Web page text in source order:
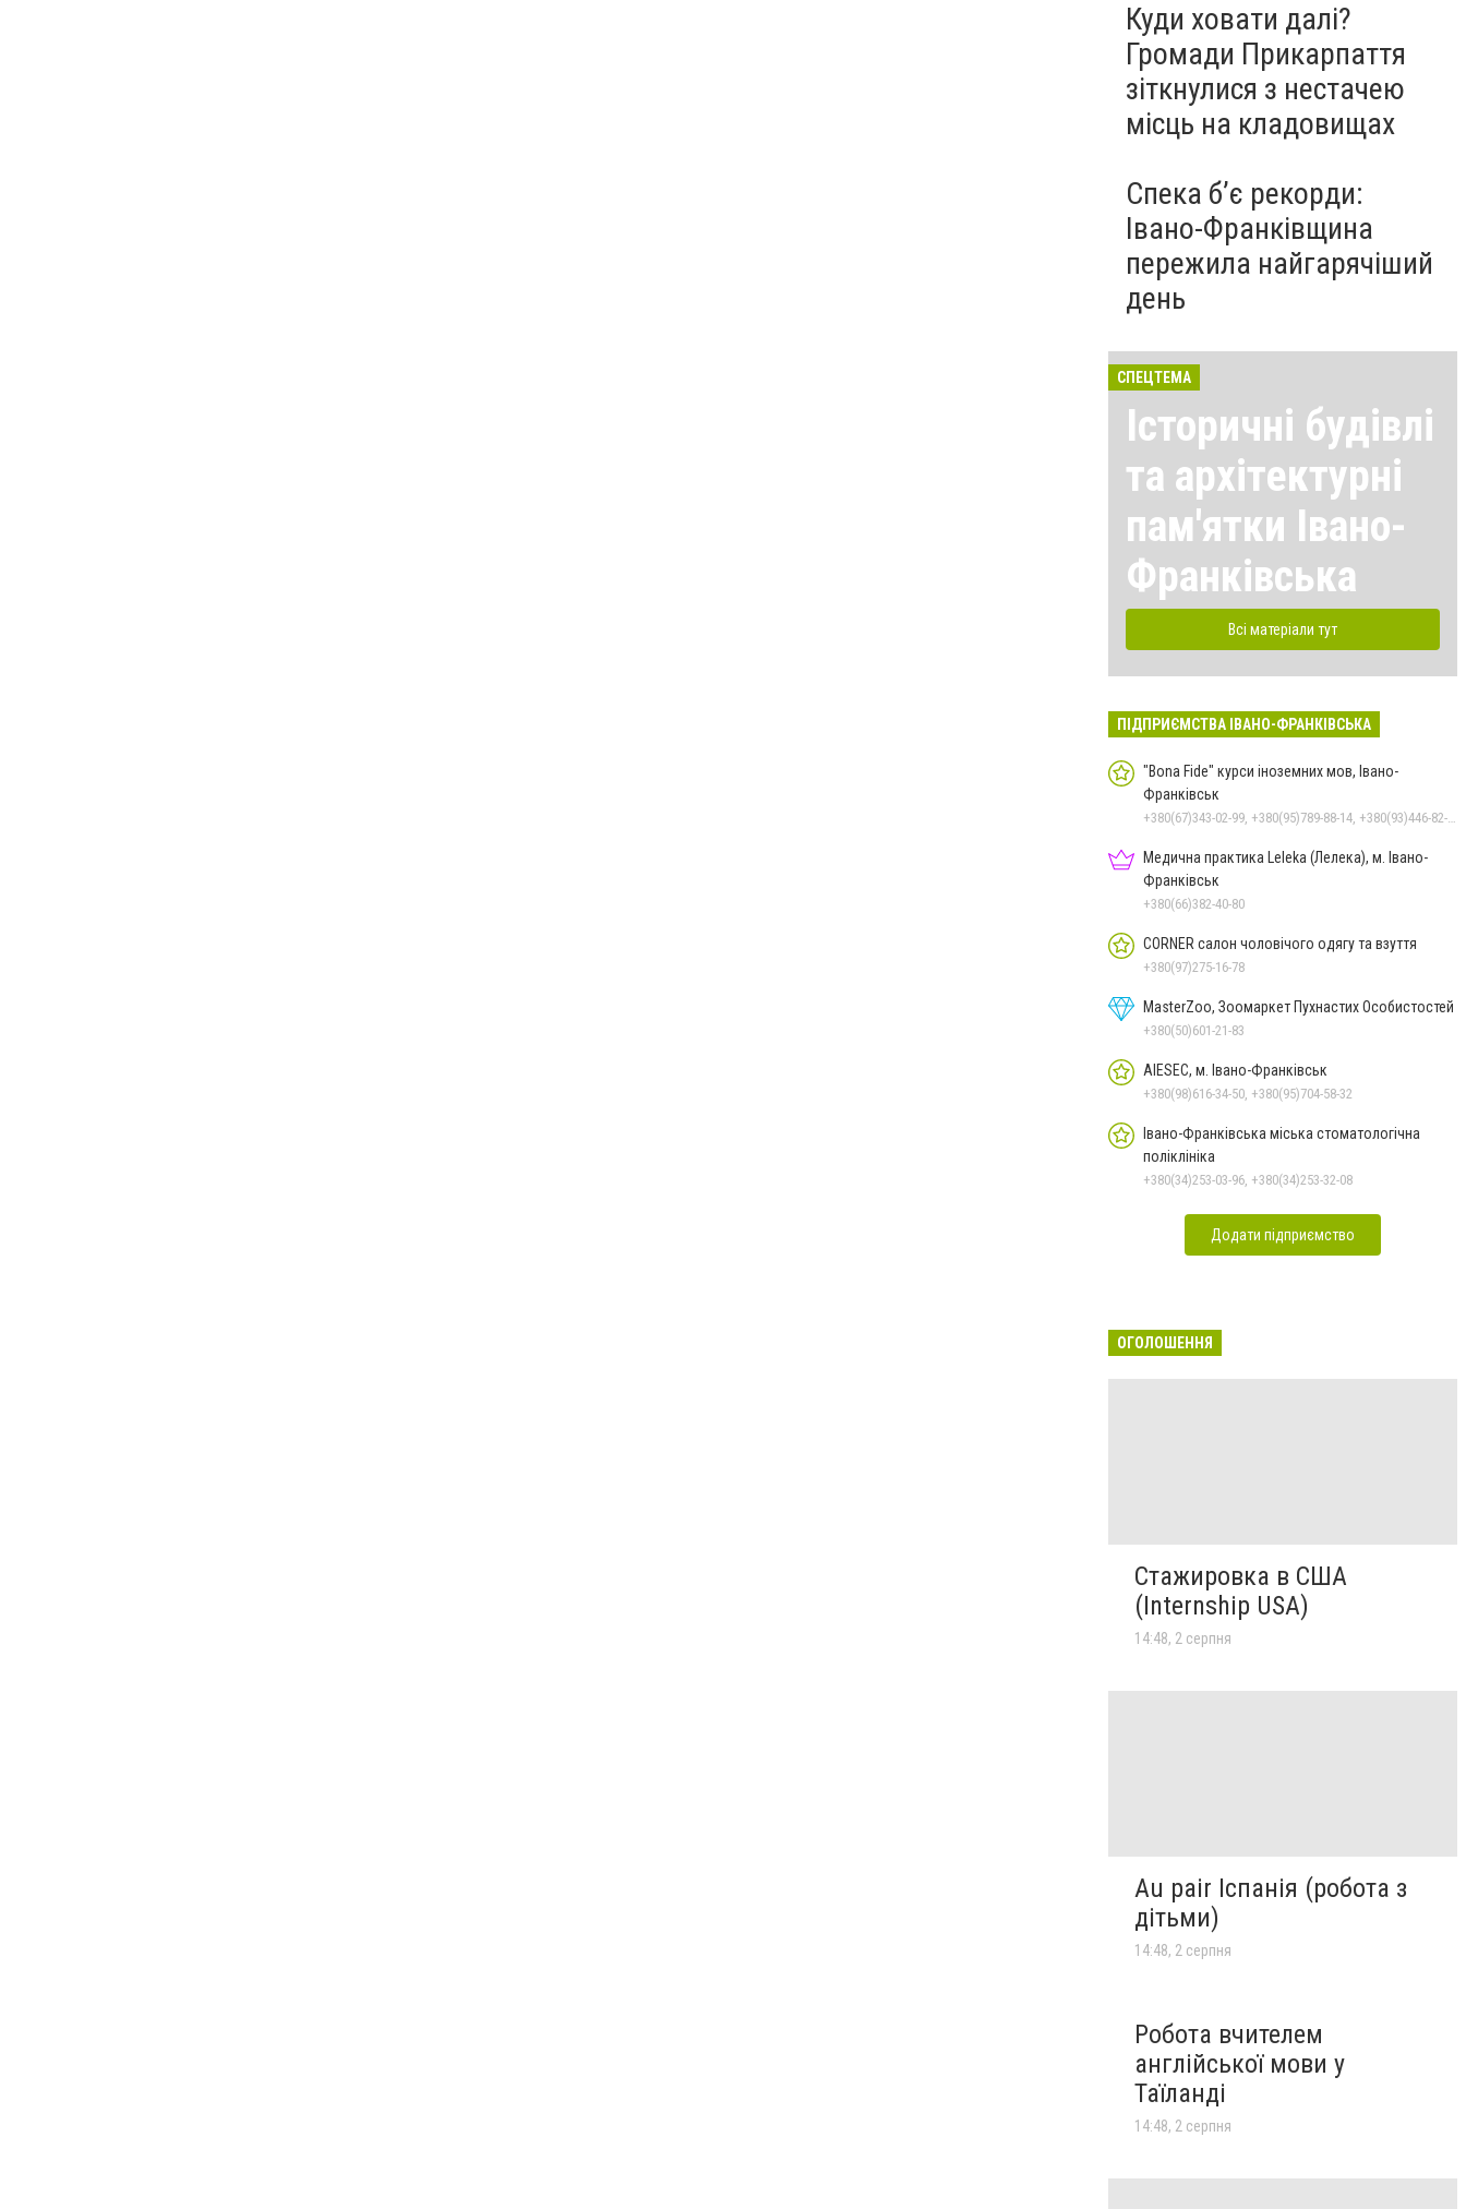
Куди ховати далі?
Громади Прикарпаття
зіткнулися з нестачею
місць на кладовищах
Спека б’є рекорди:
Івано-Франківщина
пережила найгарячіший
день
СПЕЦТЕМА
Історичні будівлі
та архітектурні
пам'ятки Івано-
Франківська
Всі матеріали тут
ПІДПРИЄМСТВА ІВАНО-ФРАНКІВСЬКА
"Bona Fide" курси іноземних мов, Івано-
Франківськ
Медична практика Leleka (Лелека), м. Івано-
Франківськ
+380(66)382-40-80
CORNER салон чоловічого одягу та взуття
+380(97)275-16-78
MasterZoo, Зоомаркет Пухнастих Особистостей
+380(50)601-21-83
AIESEC, м. Івано-Франківськ
+380(98)616-34-50, +380(95)704-58-32
Івано-Франківська міська стоматологічна
поліклініка
+380(34)253-03-96, +380(34)253-32-08
Додати підприємство
ОГОЛОШЕННЯ
Стажировка в США
(Internship USA)
14:48, 2 серпня
Au pair Іспанія (робота з
дітьми)
14:48, 2 серпня
Робота вчителем
англійської мови у
Таїланді
14:48, 2 серпня